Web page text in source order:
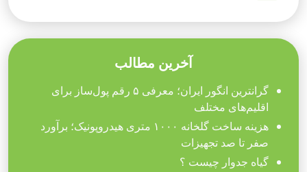
آخرین مطالب
گرانترین انگور ایران؛ معرفی ۵ رقم پول‌ساز برای
اقلیم‌های مختلف
هزینه ساخت گلخانه ۱۰۰۰ متری هیدروپونیک؛ برآورد
صفر تا صد تجهیزات
گیاه جدوار چیست ؟